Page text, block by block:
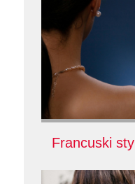
Francuski